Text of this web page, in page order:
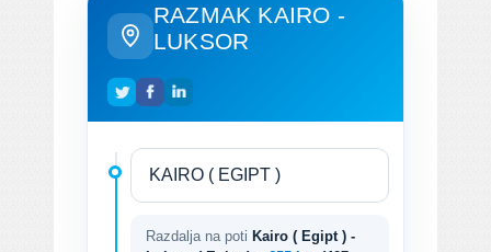
RAZMAK KAIRO -
LUKSOR
Razdalja na poti Kairo ( Egipt ) -